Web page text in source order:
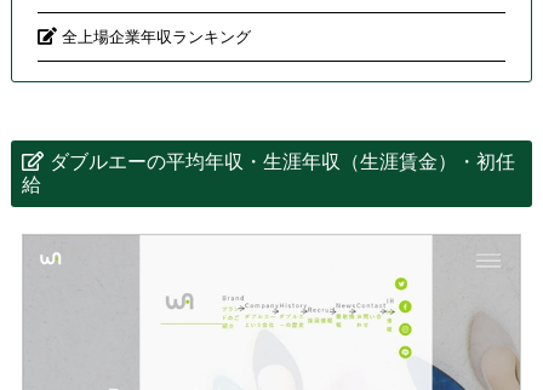
全上場企業年収ランキング
ダブルエーの平均年収・生涯年収（生涯賃金）・初任
給